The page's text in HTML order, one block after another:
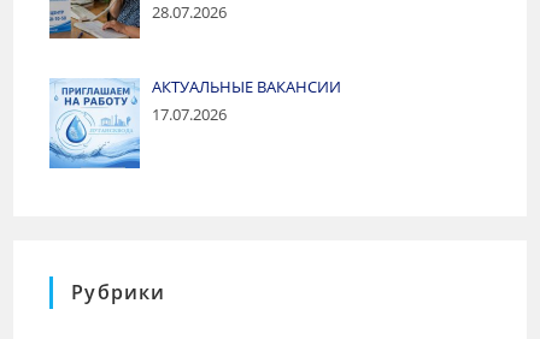
28.07.2026
АКТУАЛЬНЫЕ ВАКАНСИИ
17.07.2026
Рубрики